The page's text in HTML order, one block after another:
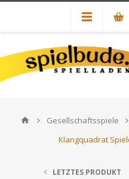
Gesellschaftsspiele
Klangquadrat
LETZTES PRODUKT